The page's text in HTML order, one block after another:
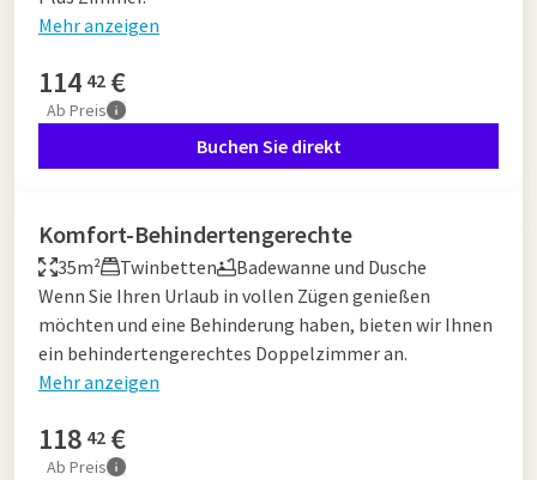
Mehr anzeigen
114 42 €
Ab Preis
Buchen Sie direkt
Komfort-Behindertengerechte
35m² Twinbetten
Badewanne und Dusche
Wenn Sie Ihren Urlaub in vollen Zügen genießen
möchten und eine Behinderung haben, bieten wir Ihnen
ein behindertengerechtes Doppelzimmer an.
Mehr anzeigen
118 42 €
Ab Preis